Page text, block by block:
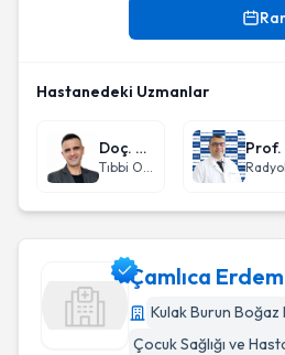
Hastanedeki Uzmanlar
Doç. Dr. Deniz Işık
Tıbbi Onkoloji
Çamlıca
Kulak Burun Boğaz
Çocuk Sağlığı ve